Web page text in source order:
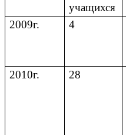
учащихся
2009г. 4
2010г.
28